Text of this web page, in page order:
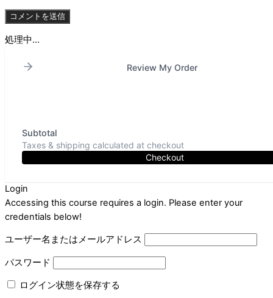
処理中...
Review My Order
Subtotal
Taxes & shipping calculated at checkout
Checkout
Login
Accessing this course requires a login. Please enter your
credentials below!
ユーザー名またはメールアドレス
パスワード
ログイン状態を保存する